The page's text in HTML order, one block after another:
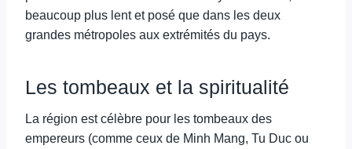
beaucoup plus lent et posé que dans les deux
grandes métropoles aux extrémités du pays.
Les tombeaux et la spiritualité
La région est célèbre pour les tombeaux des
empereurs (comme ceux de Minh Mang, Tu Duc ou